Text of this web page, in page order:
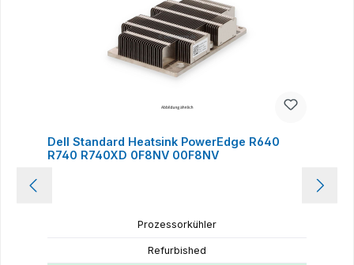
Dell Standard Heatsink PowerEdge R640
R740 R740XD 0F8NV 00F8NV
Prozessorkühler
Refurbished